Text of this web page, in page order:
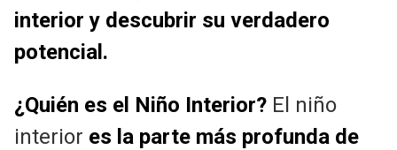
interior y descubrir su verdadero
potencial.
¿Quién es el Niño Interior? El niño
interior es la parte más profunda de